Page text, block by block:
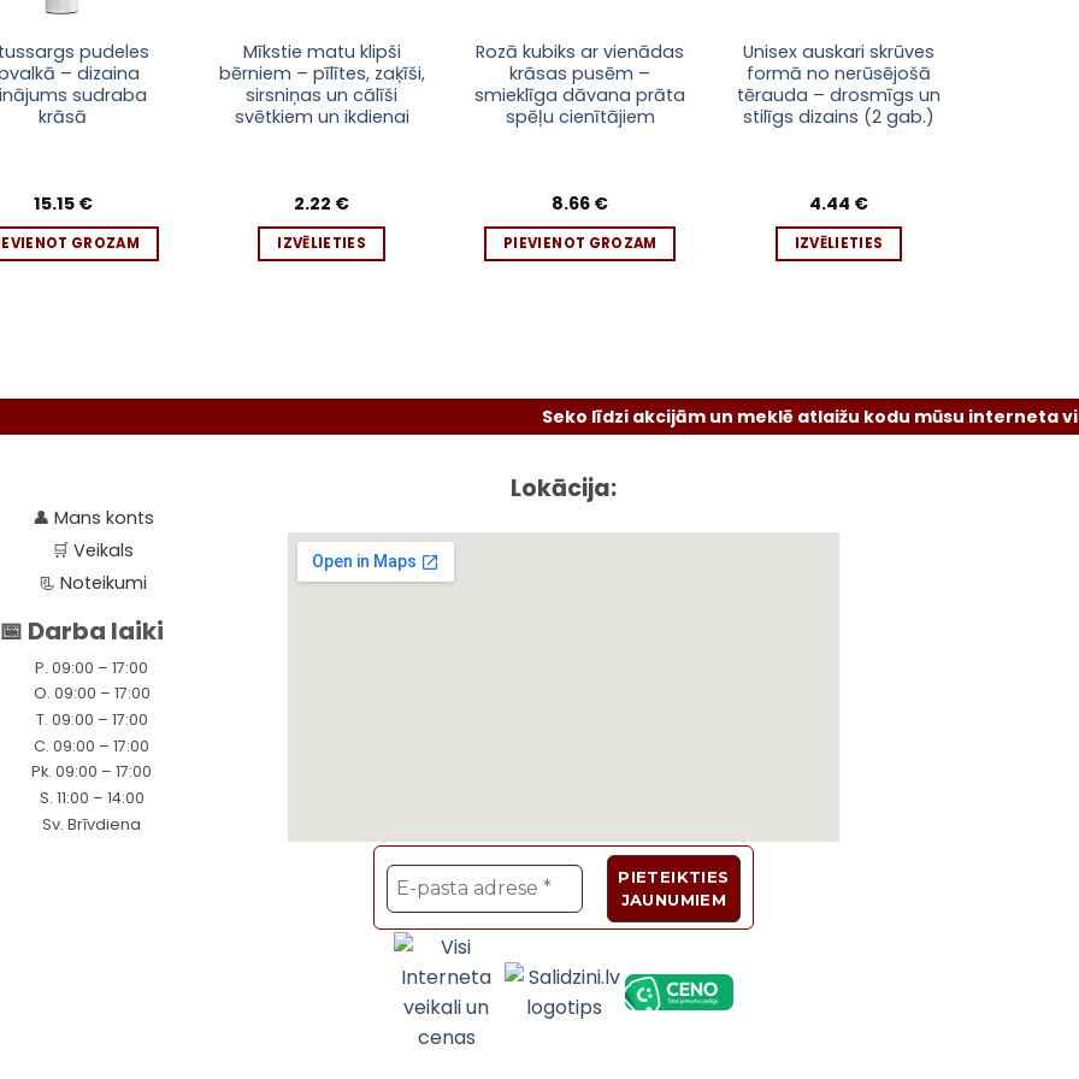
pudeles
– dizaina
sudraba
krāsā
15.15 €
GROZAM
Mīkstie matu klipši
bērniem – pīlītes, zaķīši,
sirsniņas un cālīši
svētkiem un ikdienai
2.22 €
IZVĒLIETIES
This
product
has
Rozā kubiks ar vienādas
krāsas pusēm –
smieklīga dāvana prāta
spēļu cienītājiem
8.66 €
PIEVIENOT GROZAM
Unisex auskari skrūves
formā no nerūsējošā
tērauda – drosmīgs un
stilīgs dizains (2 gab.)
4.44 €
IZVĒLIETIES
This
product
has
multiple
page
Seko līdzi akcijām un meklē atlaižu kodu mūsu interneta vietnē
👤 Mans konts
🛒Veikals
📃Noteikumi
📅 Darba laiki
P. 09:00 – 17:00
O. 09:00 – 17:00
T. 09:00 – 17:00
C. 09:00 – 17:00
Pk. 09:00 – 17:00
S. 11:00 – 14:00
Sv. Brīvdiena
Lokācija: